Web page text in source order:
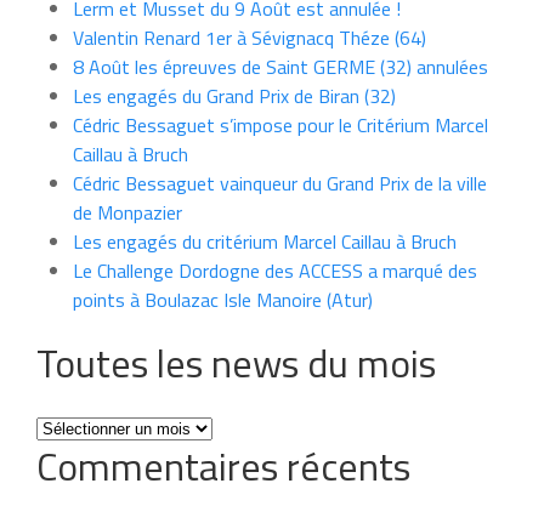
Lerm et Musset du 9 Août est annulée !
Valentin Renard 1er à Sévignacq Théze (64)
8 Août les épreuves de Saint GERME (32) annulées
Les engagés du Grand Prix de Biran (32)
Cédric Bessaguet s’impose pour le Critérium Marcel
Caillau à Bruch
Cédric Bessaguet vainqueur du Grand Prix de la ville
de Monpazier
Les engagés du critérium Marcel Caillau à Bruch
Le Challenge Dordogne des ACCESS a marqué des
points à Boulazac Isle Manoire (Atur)
Toutes les news du mois
Toutes
les
news
Commentaires récents